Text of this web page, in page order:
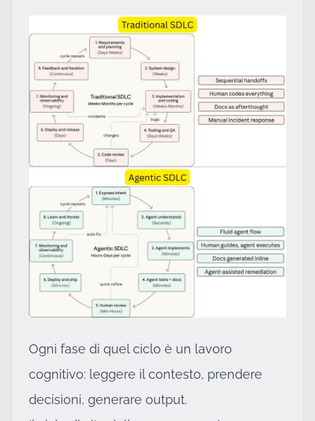
Ogni fase di quel ciclo è un lavoro
cognitivo: leggere il contesto, prendere
decisioni, generare output.